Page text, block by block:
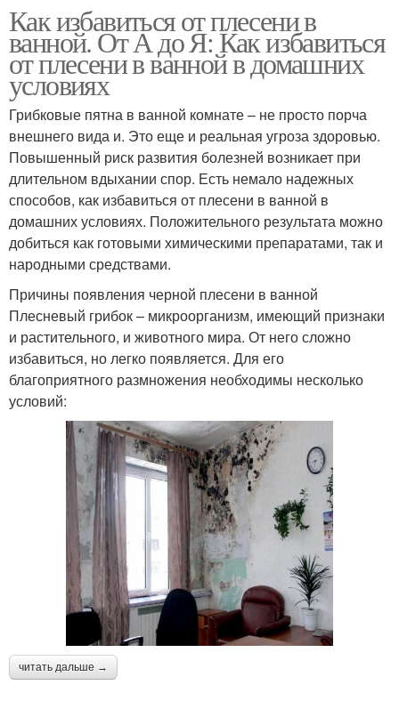
Как избавиться от плесени в
ванной. От А до Я: Как избавиться
от плесени в ванной в домашних
условиях
Грибковые пятна в ванной комнате – не просто порча
внешнего вида и. Это еще и реальная угроза здоровью.
Повышенный риск развития болезней возникает при
длительном вдыхании спор. Есть немало надежных
способов, как избавиться от плесени в ванной в
домашних условиях. Положительного результата можно
добиться как готовыми химическими препаратами, так и
народными средствами.
Причины появления черной плесени в ванной
Плесневый грибок – микроорганизм, имеющий признаки
и растительного, и животного мира. От него сложно
избавиться, но легко появляется. Для его
благоприятного размножения необходимы несколько
условий:
читать дальше →